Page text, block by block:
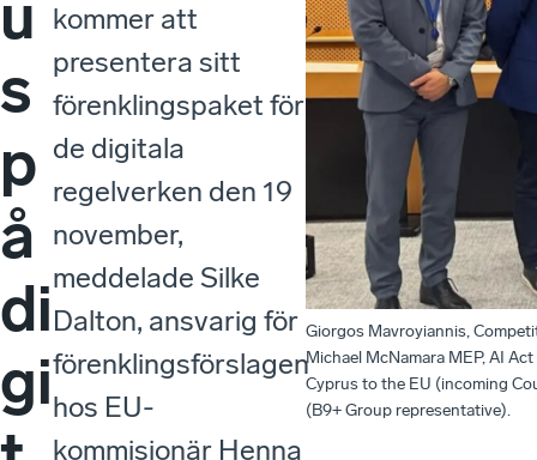
u
s
p
å
di
gi
kommer att
presentera sitt
förenklingspaket för
de digitala
regelverken den 19
november,
meddelade Silke
Dalton, ansvarig för
förenklingsförslagen
hos EU-
kommisionär Henna
Giorgos Mavroyiannis,
Michael McNamara MEP, AI
Cyprus to the EU (incoming
(B9+ Group representative).